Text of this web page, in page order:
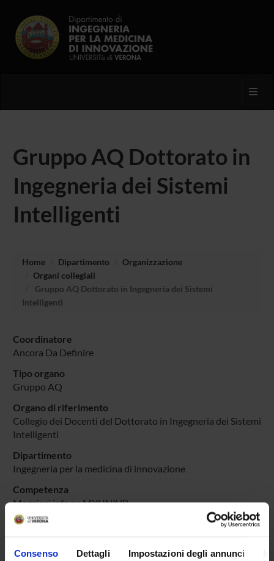
Consenso Dettagli Impostazioni degli annunci
Gruppo AQ Dottorato in
Ingegneria dei Sistemi
Intelligenti
Home Dipartimento
Organizzazione
Organi collegiali
Gruppo AQ Dottorato in Ingegneria dei Sistemi
Intelligenti
Coordinatore
Ancora Da Definire
Tipo organo
Gruppo AQ
Organo di riferimento
Collegio dei Docenti del Dottorato in Ingegneria dei Sistemi
Intelligenti
Dipartimento
Ingegneria per la medicina di innovazione
Competenza
Maggiori info su MYUNIVR